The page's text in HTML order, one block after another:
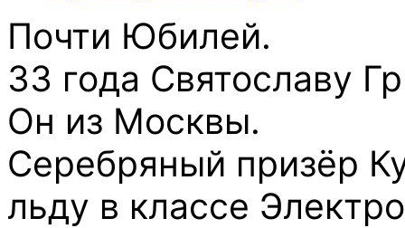
Почти Юбилей.
33 года Святославу
Он из Москвы.
Серебряный призёр
льду в классе